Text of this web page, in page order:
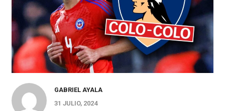
GABRIEL AYALA
31 JULIO, 2024